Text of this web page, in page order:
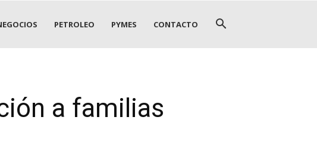
PETROLEO PYMES CONTACTO
a familias